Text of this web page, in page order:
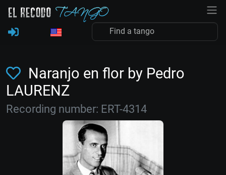
Naranjo en flor by Pedro
LAURENZ
Recording number: ERT-4314